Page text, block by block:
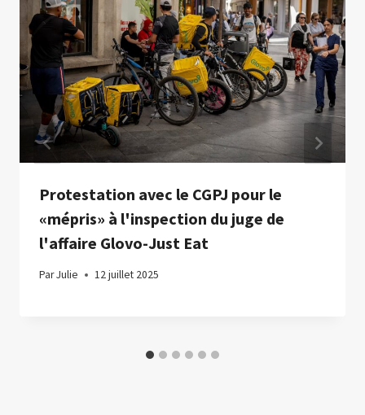
Protestation avec le CGPJ pour le
«mépris» à l'inspection du juge de
l'affaire Glovo-Just Eat
ParJulie 12 juillet 2025